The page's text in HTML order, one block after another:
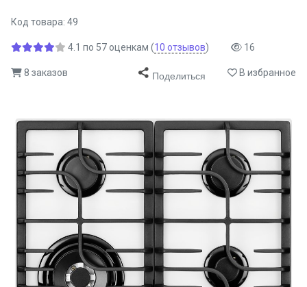
Код товара: 49
4.1 по 57 оценкам (10 отзывов) 16
8 заказов Поделиться В избранное